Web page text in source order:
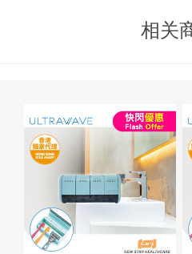
相关